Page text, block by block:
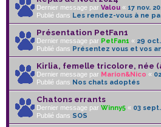
Dernier message par Valou « 17 nov.
Publié dans Les rendez-vous à ne
Présentation PetFan1
Dernier message par PetFan1 « 29 oct.
Publié dans Présentez vous et vos
Kirlia, femelle tricolore, née
Dernier message par Marion&Nico «
Publié dans Nos chats adoptés
Chatons errants
Dernier message par Winny5 « 03
Publié dans SOS